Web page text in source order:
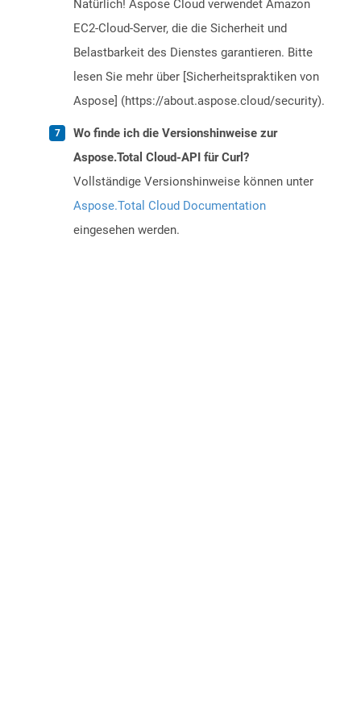
Natürlich! Aspose Cloud verwendet Amazon
EC2-Cloud-Server, die die Sicherheit und
Belastbarkeit des Dienstes garantieren. Bitte
lesen Sie mehr über [Sicherheitspraktiken von
Aspose] (https://about.aspose.cloud/security).
Wo finde ich die Versionshinweise zur
Aspose.Total Cloud-API für Curl?
Vollständige Versionshinweise können unter
Aspose.Total Cloud Documentation
eingesehen werden.